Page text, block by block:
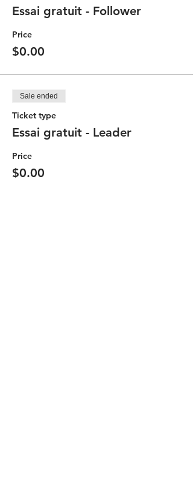
Essai gratuit - Follower
Price
$0.00
Sale ended
Ticket type
Essai gratuit - Leader
Price
$0.00